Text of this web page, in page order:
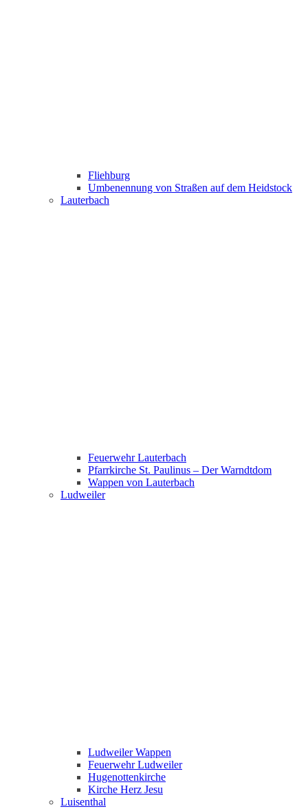
Fliehburg
Umbenennung von Straßen auf dem Heidstock
Lauterbach
Feuerwehr Lauterbach
Pfarrkirche St. Paulinus – Der Warndtdom
Wappen von Lauterbach
Ludweiler
Ludweiler Wappen
Feuerwehr Ludweiler
Hugenottenkirche
Kirche Herz Jesu
Luisenthal